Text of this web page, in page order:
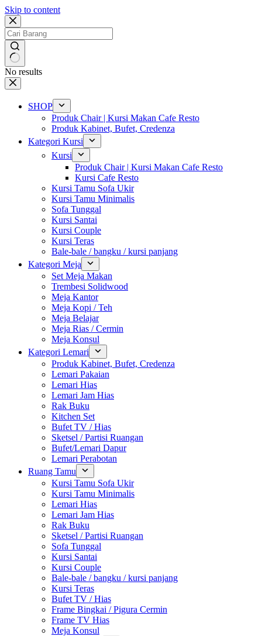
Skip to content
No results
SHOP
Produk Chair | Kursi Makan Cafe Resto
Produk Kabinet, Bufet, Credenza
Kategori Kursi
Kursi
Produk Chair | Kursi Makan Cafe Resto
Kursi Cafe Resto
Kursi Tamu Sofa Ukir
Kursi Tamu Minimalis
Sofa Tunggal
Kursi Santai
Kursi Couple
Kursi Teras
Bale-bale / bangku / kursi panjang
Kategori Meja
Set Meja Makan
Trembesi Solidwood
Meja Kantor
Meja Kopi / Teh
Meja Belajar
Meja Rias / Cermin
Meja Konsul
Kategori Lemari
Produk Kabinet, Bufet, Credenza
Lemari Pakaian
Lemari Hias
Lemari Jam Hias
Rak Buku
Kitchen Set
Bufet TV / Hias
Sketsel / Partisi Ruangan
Bufet/Lemari Dapur
Lemari Perabotan
Ruang Tamu
Kursi Tamu Sofa Ukir
Kursi Tamu Minimalis
Lemari Hias
Lemari Jam Hias
Rak Buku
Sketsel / Partisi Ruangan
Sofa Tunggal
Kursi Santai
Kursi Couple
Bale-bale / bangku / kursi panjang
Kursi Teras
Bufet TV / Hias
Frame Bingkai / Pigura Cermin
Frame TV Hias
Meja Konsul